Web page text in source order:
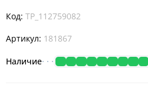
Код: TP_112759082
Артикул: 181867
Наличие